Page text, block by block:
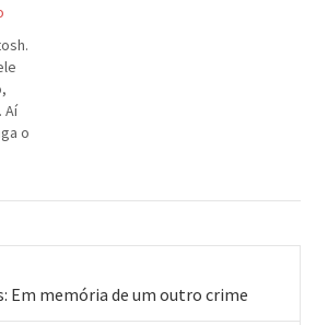
Aí
o
de
Em memória de um outro crime